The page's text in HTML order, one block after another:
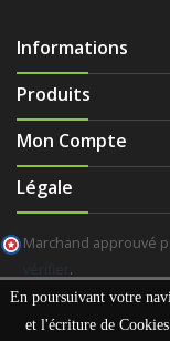
En poursuivant votre
et l'écriture de
Informations
Produits
Mon Compte
Légale
Marchand approuvé
.